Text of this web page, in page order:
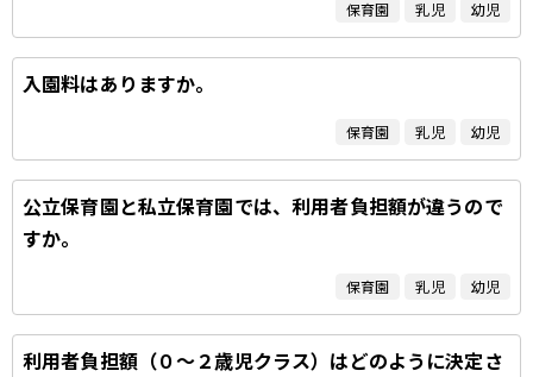
保育園 乳児 幼児
入園料はありますか。
保育園 乳児 幼児
公立保育園と私立保育園では、利用者負担額が違うので
すか。
保育園 乳児 幼児
利用者負担額（０～２歳児クラス）はどのように決定さ